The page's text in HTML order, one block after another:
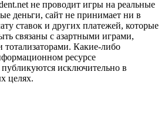
не проводит игры на реальные
деньги, сайт не принимает ни в
ставок и других платежей, которые
связаны с азартными играми,
тотализаторами. Какие-либо
ресурсе
публикуются исключительно в
целях.